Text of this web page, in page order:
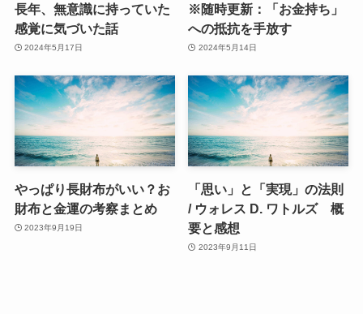
長年、無意識に持っていた
感覚に気づいた話
2024年5月17日
※随時更新：「お金持ち」
への抵抗を手放す
2024年5月14日
やっぱり長財布がいい？お
財布と金運の考察まとめ
2023年9月19日
「思い」と「実現」の法則
/ ウォレス D. ワトルズ 概
要と感想
2023年9月11日